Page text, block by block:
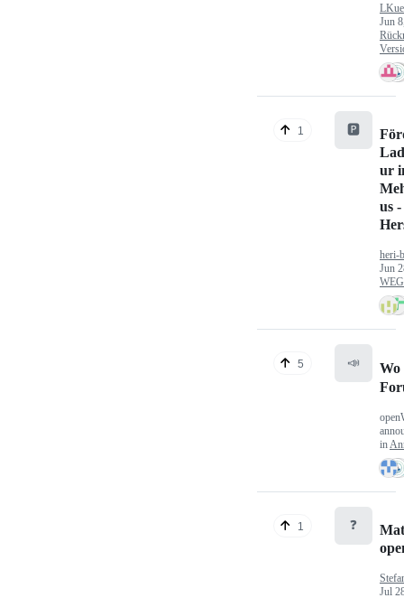
Jun
1 🅿️
ur
us -
heri-
Jun
5 📣
Wo
in
1 ❓
Jul